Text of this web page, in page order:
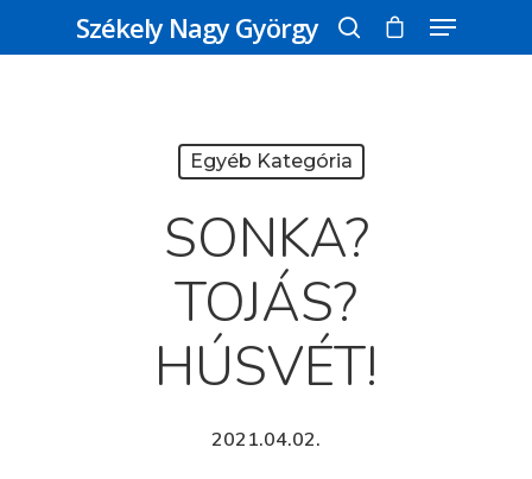
meg az ESC gombot a bezáráshoz
Székely Nagy György
Egyéb Kategória
SONKA?
TOJÁS?
HÚSVÉT!
2021.04.02.